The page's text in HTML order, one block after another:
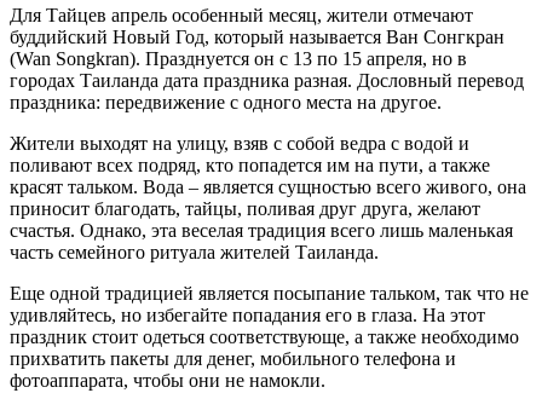
Для Тайцев апрель особенный месяц, жители отмечают
буддийский Новый Год, который называется Ван Сонгкран
(Wan Songkran). Празднуется он с 13 по 15 апреля, но в
городах Таиланда дата праздника разная. Дословный перевод
праздника: передвижение с одного места на другое.
Жители выходят на улицу, взяв с собой ведра с водой и
поливают всех подряд, кто попадется им на пути, а также
красят тальком. Вода – является сущностью всего живого, она
приносит благодать, тайцы, поливая друг друга, желают
счастья. Однако, эта веселая традиция всего лишь маленькая
часть семейного ритуала жителей Таиланда.
Еще одной традицией является посыпание тальком, так что не
удивляйтесь, но избегайте попадания его в глаза. На этот
праздник стоит одеться соответствующе, а также необходимо
прихватить пакеты для денег, мобильного телефона и
фотоаппарата, чтобы они не намокли.